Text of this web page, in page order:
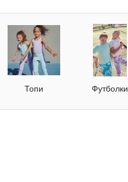
Топи Футболки